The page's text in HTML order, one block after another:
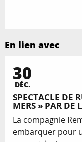
En lien avec
30
DÉC.
SPECTACLE DE
MERS » PAR DE
La compagnie
embarquer pour